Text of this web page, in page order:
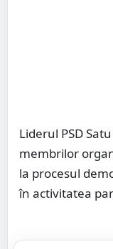
Liderul PSD
membrilor
la procesul
în activitatea